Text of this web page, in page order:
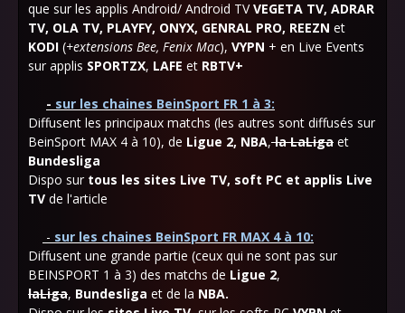
que sur les applis Android/ Android TV VEGETA TV, ADRAR
TV, OLA TV, PLAYFY, ONYX, GENRAL PRO, REEZN et
KODI (+extensions Bee, Fenix Mac), VYPN + en Live Events
sur applis SPORTZX, LAFE et RBTV+
- sur les chaines BeinSport FR 1 à 3:
Diffusent les principaux matchs (les autres sont diffusés sur
BeinSport MAX 4 à 10), de Ligue 2, NBA, la LaLiga et
Bundesliga
Dispo sur tous les sites Live TV, soft PC et applis Live
TV de l'article
- sur les chaines BeinSport FR MAX 4 à 10:
Diffusent une grande partie (ceux qui ne sont pas sur
BEINSPORT 1 à 3) des matchs de Ligue 2,
laLiga, Bundesliga et de la NBA.